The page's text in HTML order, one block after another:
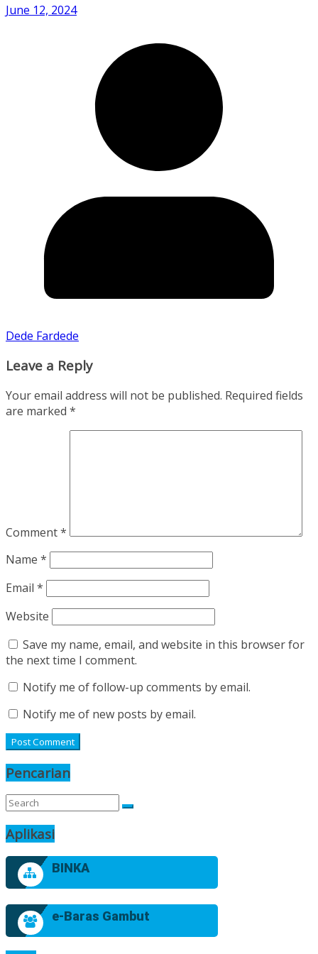
June 12, 2024
Dede Fardede
Leave a Reply
Your email address will not be published. Required fields
are marked *
Comment*
Name *
Email *
Website
Save my name, email, and website in this browser for
the next time I comment.
Notify me of follow-up comments by email.
Notify me of new posts by email.
Pencarian
Aplikasi
BINKA
e-Baras Gambut